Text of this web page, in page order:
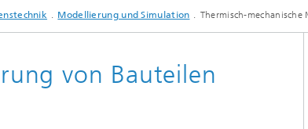
Modellierung und Simulation Thermisch-
von Bauteilen